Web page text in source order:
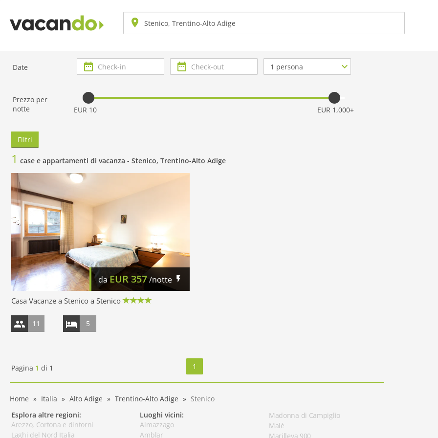
Date
Check-
in
Check-
out
Numero
di
Prezzo per
notte
EUR 10 EUR 1,000+
Filtri
1 case e appartamenti di vacanza - Stenico, Trentino-Alto Adige
daEUR357/notte
Casa Vacanze a Stenico a Stenico
11 5
Pagina 1 di 1 1
Home Italia Alto Adige Trentino-Alto Adige
Stenico
Esplora altre regioni:
Arezzo, Cortona e dintorni
Laghi del Nord Italia
Luoghi vicini:
Almazzago
Amblar
Madonna di Campiglio
Malè
Marilleva 900